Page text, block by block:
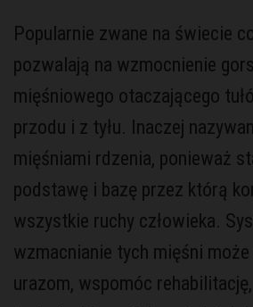
Popularnie zwane na świecie
pozwalają na wzmocnienie
mięśniowego otaczającego
przodu i z tyłu. Inaczej
mięśniami rdzenia, ponieważ
podstawę i bazę przez którą
wszystkie ruchy człowieka.
wzmacnianie tych mięśni
urazom, wspomóc